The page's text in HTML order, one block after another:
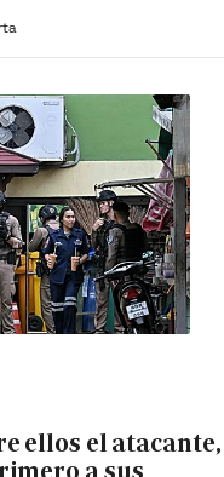
ellos el atacante,